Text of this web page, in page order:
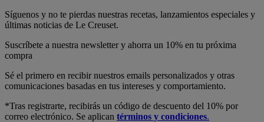
Síguenos y no te pierdas nuestras recetas, lanzamientos especiales y
últimas noticias de Le Creuset.
Suscríbete a nuestra newsletter y ahorra un 10% en tu próxima
compra
Sé el primero en recibir nuestros emails personalizados y otras
comunicaciones basadas en tus intereses y comportamiento.
*Tras registrarte, recibirás un código de descuento del 10% por
correo electrónico. Se aplican términos y condiciones.